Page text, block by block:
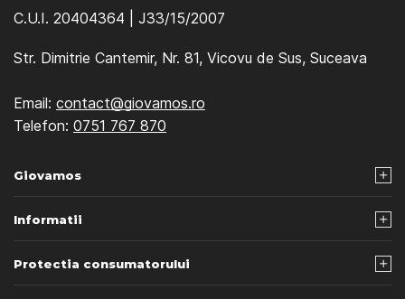
C.U.I. 20404364 | J33/15/2007
Str. Dimitrie Cantemir, Nr. 81, Vicovu de Sus, Suceava
Email: contact@giovamos.ro
Telefon: 0751 767 870
Giovamos
Informatii
Protectia consumatorului